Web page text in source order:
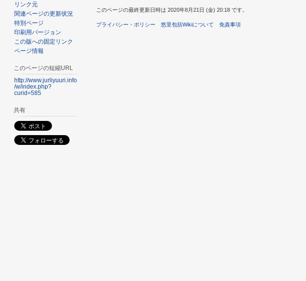
リンク元
関連ページの更新状況
特別ページ
印刷用バージョン
この版への固定リンク
ページ情報
このページの短縮URL
http://www.jurliyuuri.info
/w/index.php?
curid=585
共有
このページの最終更新日時は 2020年8月21日 (金) 20:18 です。
プライバシー・ポリシー 悠里包括Wikiについて 免責事項